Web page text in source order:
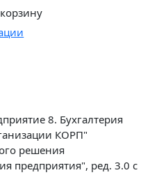
8. Бухгалтерия
КОРП"
решения
предприятия", ред. 3.0 с